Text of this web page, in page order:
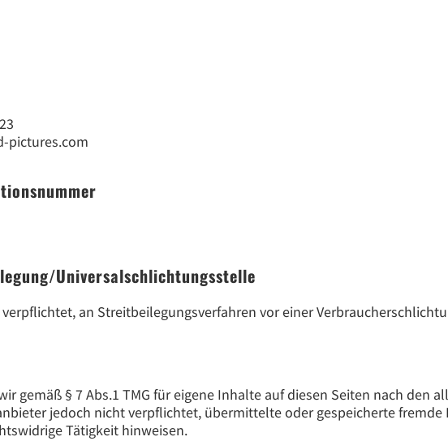
pictures.com
Universal­schlichtungs­stelle
an Streitbeilegungsverfahren vor einer
gemäß § 7 Abs.1 TMG für eigene Inhalte auf diesen Seiten nach den
jedoch nicht verpflichtet, übermittelte oder gespeicherte
Tätigkeit hinweisen.